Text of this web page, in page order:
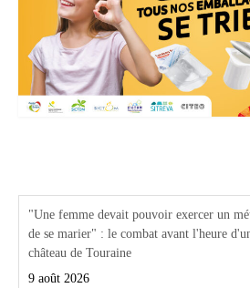
"Une femme devait pouvoir exercer un
de se marier" : le combat avant l'heure
château de Touraine
9 août 2026